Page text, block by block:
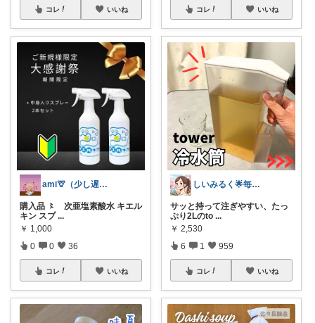
コレ いいね
ami🦒（少し遅れます🐢）
購入品 〻 次亜塩素酸水 キエル
キン スプ ...
￥ 1,000
0 0 36
コレ いいね
コレ いいね
しいみるく🌟毎日全力投稿🌟
サッと持って注ぎやすい、たっ
ぷり2Lのto ...
￥ 2,530
6 1 959
コレ いいね